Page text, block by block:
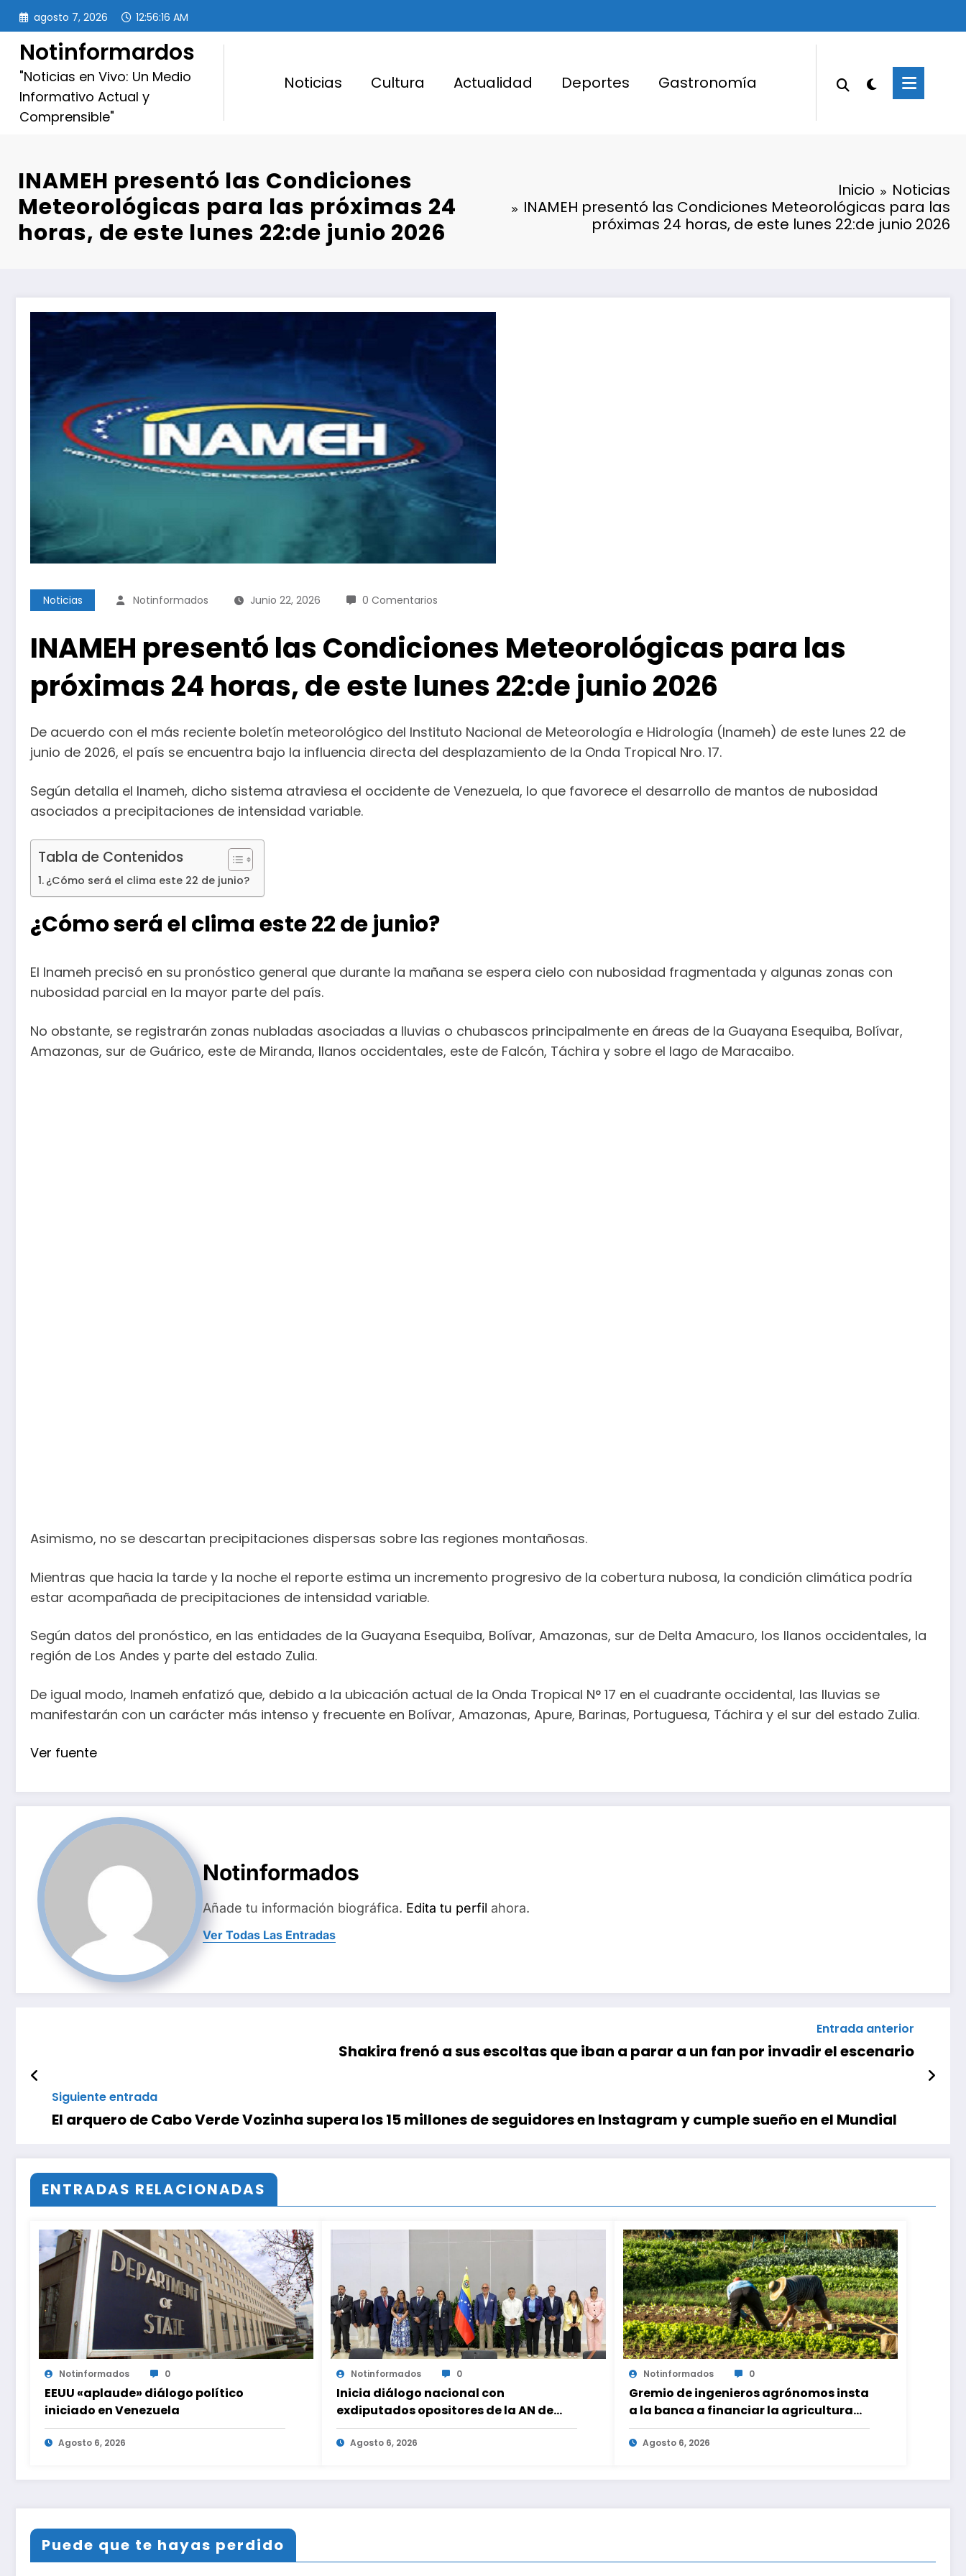
Saltar
contenido
agosto 7, 2026 12:56:17 AM
Notinformardos
"Noticias en Vivo: Un Medio
Informativo Actual y
Comprensible"
Noticias Cultura Actualidad Deportes Gastronomía
INAMEH presentó las Condiciones
Meteorológicas para las próximas 24
horas, de este lunes 22:de junio 2026
Inicio
Noticias
INAMEH presentó las Condiciones Meteorológicas para las
próximas 24 horas, de este lunes 22:de junio 2026
Noticias Notinformados Junio 22, 2026 0 Comentarios
INAMEH presentó las Condiciones Meteorológicas para las
próximas 24 horas, de este lunes 22:de junio 2026
De acuerdo con el más reciente boletín meteorológico del Instituto Nacional de Meteorología e Hidrología (Inameh) de este lunes 22 de
junio de 2026, el país se encuentra bajo la influencia directa del desplazamiento de la Onda Tropical Nro. 17.
Según detalla el Inameh, dicho sistema atraviesa el occidente de Venezuela, lo que favorece el desarrollo de mantos de nubosidad
asociados a precipitaciones de intensidad variable.
Tabla de Contenidos
¿Cómo será el clima este 22 de junio?
¿Cómo será el clima este 22 de junio?
El Inameh precisó en su pronóstico general que durante la mañana se espera cielo con nubosidad fragmentada y algunas zonas con
nubosidad parcial en la mayor parte del país.
No obstante, se registrarán zonas nubladas asociadas a lluvias o chubascos principalmente en áreas de la Guayana Esequiba, Bolívar,
Amazonas, sur de Guárico, este de Miranda, llanos occidentales, este de Falcón, Táchira y sobre el lago de Maracaibo.
Asimismo, no se descartan precipitaciones dispersas sobre las regiones montañosas.
Mientras que hacia la tarde y la noche el reporte estima un incremento progresivo de la cobertura nubosa, la condición climática podría
estar acompañada de precipitaciones de intensidad variable.
Según datos del pronóstico, en las entidades de la Guayana Esequiba, Bolívar, Amazonas, sur de Delta Amacuro, los llanos occidentales, la
región de Los Andes y parte del estado Zulia.
De igual modo, Inameh enfatizó que, debido a la ubicación actual de la Onda Tropical N° 17 en el cuadrante occidental, las lluvias se
manifestarán con un carácter más intenso y frecuente en Bolívar, Amazonas, Apure, Barinas, Portuguesa, Táchira y el sur del estado Zulia.
Ver fuente
Notinformados
Añade tu información biográfica. Edita tu perfil ahora.
Ver Todas Las Entradas
Entrada anterior
Shakira frenó a sus escoltas que iban a parar a un fan por invadir el escenario
Siguiente entrada
El arquero de Cabo Verde Vozinha supera los 15 millones de seguidores en Instagram y cumple sueño en el Mundial
ENTRADAS RELACIONADAS
Notinformados 0
EEUU «aplaude» diálogo político
iniciado en Venezuela
Agosto 6, 2026
Notinformados 0
Inicia diálogo nacional con
exdiputados opositores de la AN de
2015
Agosto 6, 2026
Notinformados 0
Gremio de ingenieros agrónomos insta
a la banca a financiar la agricultura
familiar
Agosto 6, 2026
Puede que te hayas perdido